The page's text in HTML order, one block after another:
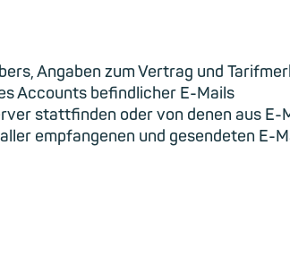
Angaben zum Vertrag und
Accounts befindlicher E-Mails
stattfinden oder von denen aus
empfangenen und gesendeten E-